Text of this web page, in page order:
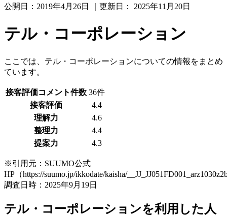
公開日： 2019年4月26日 ｜更新日： 2025年11月20日
テル・コーポレーション
ここでは、テル・コーポレーションについての情報をまとめ
ています。
接客評価コメント件数 36件
接客評価
4.4
理解力
4.6
整理力
4.4
提案力
4.3
※引用元：SUUMO公式
HP（https://suumo.jp/ikkodate/kaisha/
調査日時：2025年9月19日
テル・コーポレーションを利用した人